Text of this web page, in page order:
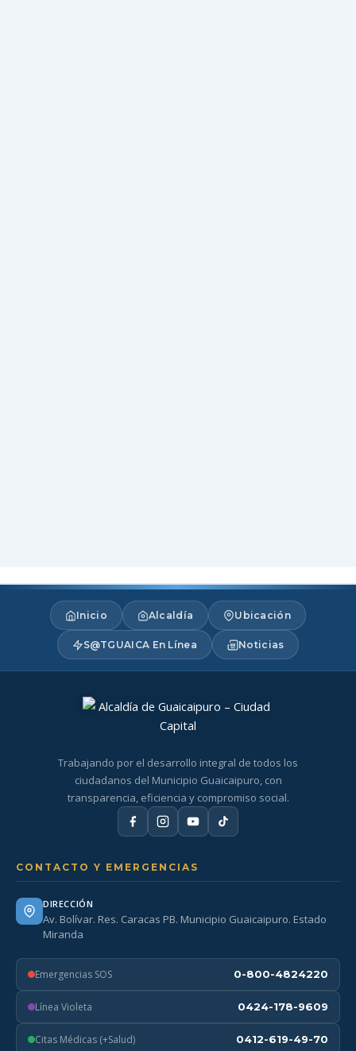
Inicio Alcaldía Ubicación
S@TGUAICA En Línea Noticias
Trabajando por el desarrollo integral de todos los
ciudadanos del Municipio Guaicaipuro, con
transparencia, eficiencia y compromiso social.
CONTACTO Y EMERGENCIAS
DIRECCIÓN
Av. Bolívar. Res. Caracas PB. Municipio Guaicaipuro. Estado
Miranda
Emergencias SOS 0-800-4824220
Línea Violeta 0424-178-9609
Citas Médicas (+Salud) 0412-619-49-70